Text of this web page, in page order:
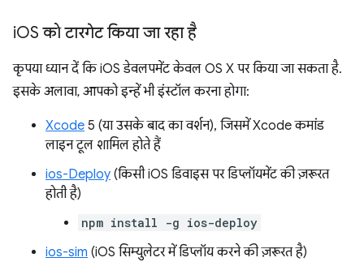
iOS को टारगेट किया जा रहा है
कृपया ध्यान दें कि iOS डेवलपमेंट केवल OS X पर किया जा सकता है.
इसके अलावा, आपको इन्हें भी इंस्टॉल करना होगा:
Xcode 5 (या उसके बाद का वर्शन), जिसमें Xcode कमांड
लाइन टूल शामिल होते हैं
ios-Deploy (किसी iOS डिवाइस पर डिप्लॉयमेंट की ज़रूरत
होती है)
npm install -g ios-deploy
ios-sim (iOS सिम्युलेटर में डिप्लॉय करने की ज़रूरत है)